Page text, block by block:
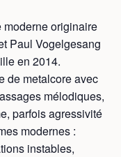
originaire
Paul Vogelgesang
en 2014.
de metalcore avec
mélodiques,
parfois agressivité
modernes :
instables,